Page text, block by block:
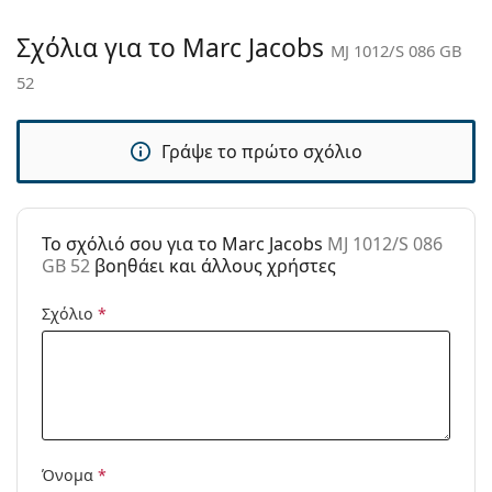
Πανί
καθαρισμού:
Ναι
Άλλα
Γυναικεία
Χρήση:
Μόδα
Προϊόντος /
Σχόλια για το Marc Jacobs MJ 1012/S 086 GB
52
Γράψε το πρώτο σχόλιο
To σχόλιό σου για το Marc Jacobs MJ 1012/S 086
GB 52 βοηθάει και άλλους χρήστες
Σχόλιο *
Όνομα *